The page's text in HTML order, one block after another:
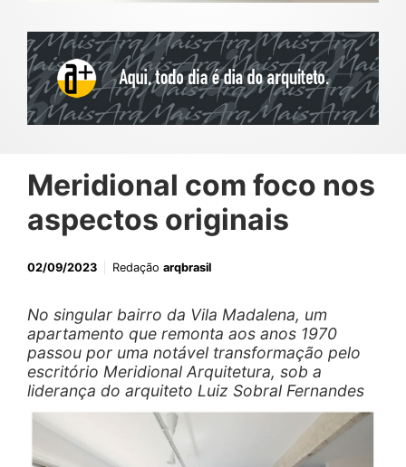
Meridional com foco nos
aspectos originais
02/09/2023 Redação arqbrasil
No singular bairro da Vila Madalena, um
apartamento que remonta aos anos 1970
passou por uma notável transformação pelo
escritório Meridional Arquitetura, sob a
liderança do arquiteto Luiz Sobral Fernandes